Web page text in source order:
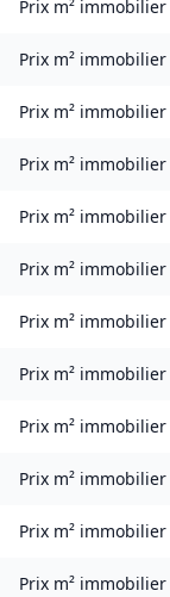
Prix m² immobilier
Prix m² immobilier
Prix m² immobilier
Prix m² immobilier
Prix m² immobilier
Prix m² immobilier
Prix m² immobilier
Prix m² immobilier
Prix m² immobilier
Prix m² immobilier
Prix m² immobilier
Prix m² immobilier